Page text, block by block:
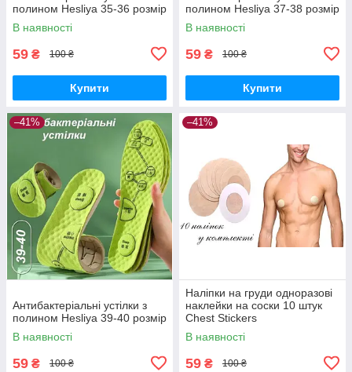
полином Hesliya 35-36 розмір
В наявності
59 ₴ 100 ₴
Купити
полином Hesliya 37-38 розмір
В наявності
59 ₴ 100 ₴
Купити
–41%
Антибактеріальні устілки з
полином Hesliya 39-40 розмір
В наявності
59 ₴ 100 ₴
–41%
Наліпки на груди одноразові
наклейки на соски 10 штук
Chest Stickers
В наявності
59 ₴ 100 ₴